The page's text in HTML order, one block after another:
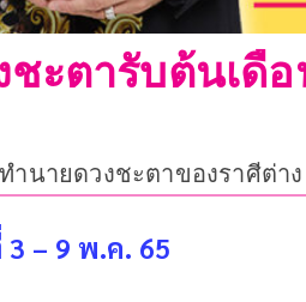
ชะตารับต้นเดื
นายดวงชะตาของราศีต่
– 9 พ.ค. 65